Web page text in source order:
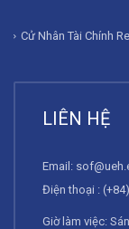
Cử Nhân Tài Chính
LIÊN HỆ
Email:
Điện thoại :
Giờ làm việc: